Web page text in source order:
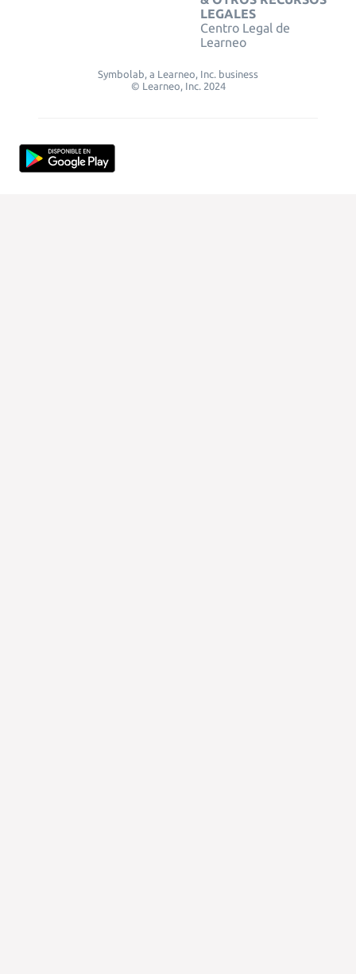
LEGALES
Centro Legal de
Learneo
Symbolab, a Learneo, Inc. business
© Learneo, Inc. 2024